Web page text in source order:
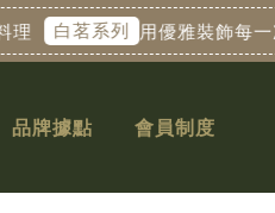
白茗系列 用優雅裝飾每一次
品牌據點 會員制度